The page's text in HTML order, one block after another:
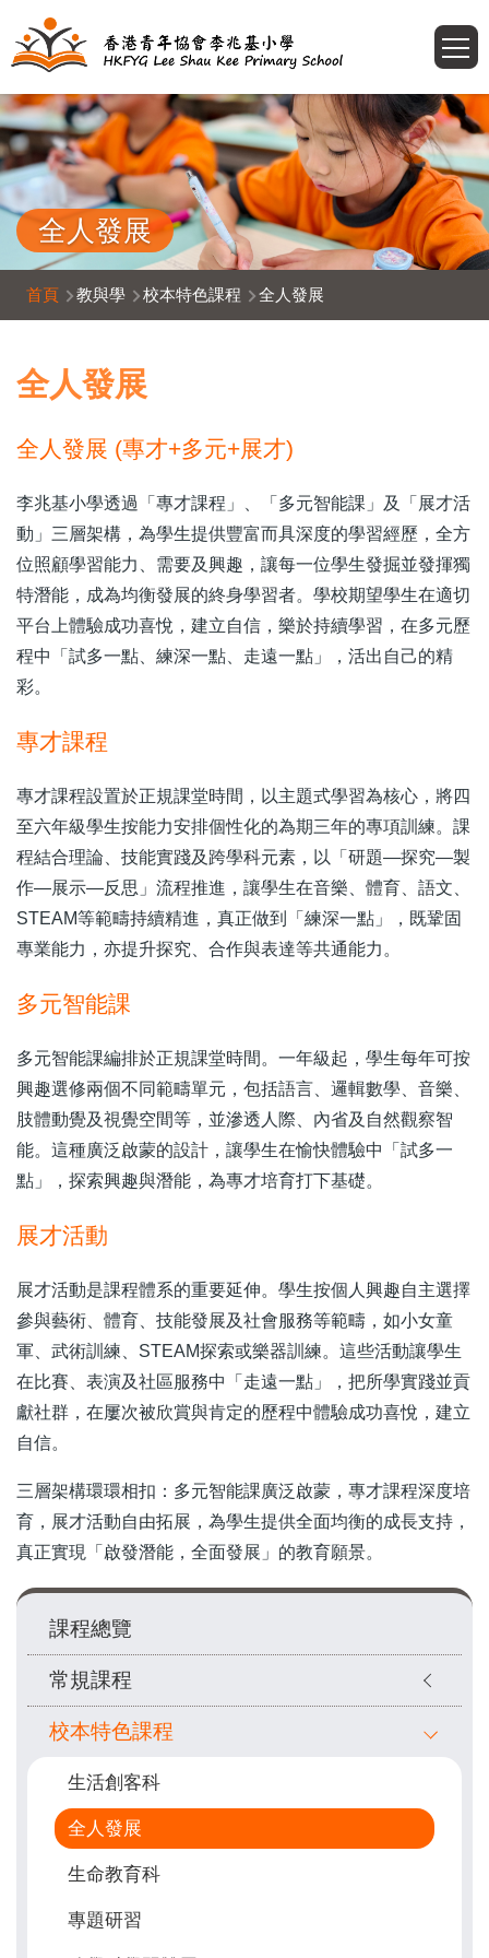
移至主內容
全人發展
導
航
連
結
首頁 教與學 校本特色課程 全人發展
全人發展
全人發展 (專才+多元+展才)
李兆基小學透過「專才課程」、「多元智能課」及「展才活
動」三層架構，為學生提供豐富而具深度的學習經歷，全方
位照顧學習能力、需要及興趣，讓每一位學生發掘並發揮獨
特潛能，成為均衡發展的終身學習者。學校期望學生在適切
平台上體驗成功喜悅，建立自信，樂於持續學習，在多元歷
程中「試多一點、練深一點、走遠一點」，活出自己的精
彩。
專才課程
專才課程設置於正規課堂時間，以主題式學習為核心，將四
至六年級學生按能力安排個性化的為期三年的專項訓練。課
程結合理論、技能實踐及跨學科元素，以「研題—探究—製
作—展示—反思」流程推進，讓學生在音樂、體育、語文、
STEAM等範疇持續精進，真正做到「練深一點」，既鞏固
專業能力，亦提升探究、合作與表達等共通能力。
多元智能課
多元智能課編排於正規課堂時間。一年級起，學生每年可按
興趣選修兩個不同範疇單元，包括語言、邏輯數學、音樂、
肢體動覺及視覺空間等，並滲透人際、內省及自然觀察智
能。這種廣泛啟蒙的設計，讓學生在愉快體驗中「試多一
點」，探索興趣與潛能，為專才培育打下基礎。
展才活動
展才活動是課程體系的重要延伸。學生按個人興趣自主選擇
參與藝術、體育、技能發展及社會服務等範疇，如小女童
軍、武術訓練、STEAM探索或樂器訓練。這些活動讓學生
在比賽、表演及社區服務中「走遠一點」，把所學實踐並貢
獻社群，在屢次被欣賞與肯定的歷程中體驗成功喜悅，建立
自信。
三層架構環環相扣：多元智能課廣泛啟蒙，專才課程深度培
育，展才活動自由拓展，為學生提供全面均衡的成長支持，
真正實現「啟發潛能，全面發展」的教育願景。
Main
navigation
課程總覽
常規課程
校本特色課程
生活創客科
全人發展
生命教育科
專題研習